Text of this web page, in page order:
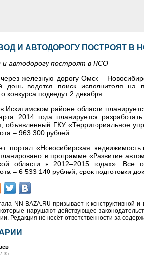
И АВТОДОРОГУ ПОСТРОЯТ В
и автодорогу построят в НСО
железную дорогу Омск –
день ведется поиск исполнителя на
конкурса подведут 2 декабря.
Искитимском районе области
2014 года планируется
объявленный ГКУ «Территориальное
– 963 300 рублей.
портал «Новосибирская
в программе «Развитие
области в 2012–2015 годах». Все
– 6 533 140 рублей, срок подготовки
NN-BAZA.RU призывает к конструктивной
нарушают действующее
Редакция не несёт ответственности за